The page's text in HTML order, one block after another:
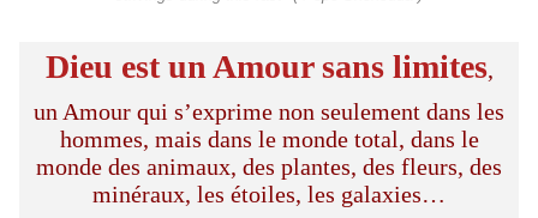
Dieu est un Amour sans limites,
un Amour qui s’exprime non seulement dans les
hommes, mais dans le monde total, dans le
monde des animaux, des plantes, des fleurs, des
minéraux, les étoiles, les galaxies…